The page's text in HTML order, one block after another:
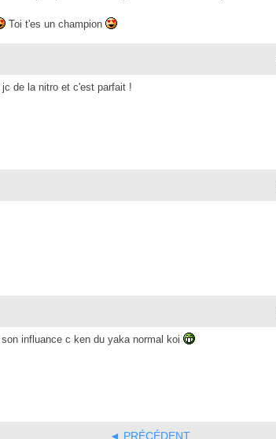
Toi t'es un champion
jc de la nitro et c'est parfait !
influance c ken du yaka normal koi
◄ PRÉCÉDENT